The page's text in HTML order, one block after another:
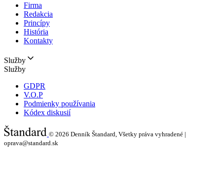
Firma
Redakcia
Princípy
História
Kontakty
Služby
Služby
GDPR
V.O.P
Podmienky používania
Kódex diskusií
© 2026 Denník Štandard, Všetky práva vyhradené |
oprava@standard.sk